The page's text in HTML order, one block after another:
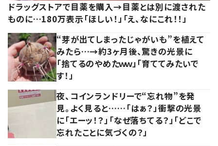
ドラッグストアで目薬を購入→目薬とは別に渡された
ものに…180万表示「ほしい！」「え、なにこれ！！」
“芽が出てしまったじゃがいも”を植えて
みたら…→約3ヶ月後、驚きの光景に
「捨てるのやめたｗｗ」「育ててみたいで
す！」
夜、コインランドリーで“忘れ物”を発
見。よく見ると……「はぁ？」衝撃の光景
に「エーッ！？」「なぜ落ちてる？」「どこで
忘れたことに気づくの？」